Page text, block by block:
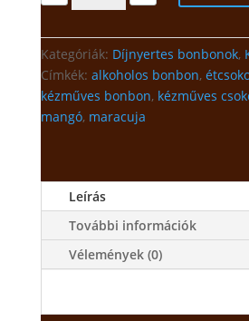
bonbon
AOC
2023
mennyiség
Kategóriák: Díjnyertes bonbonok,
Címkék: alkoholos bonbon,
kézműves bonbon, kézműves
mangó, maracuja
Leírás
További információk
Vélemények (0)